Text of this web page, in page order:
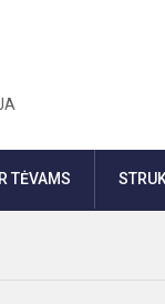
TĖVAMS